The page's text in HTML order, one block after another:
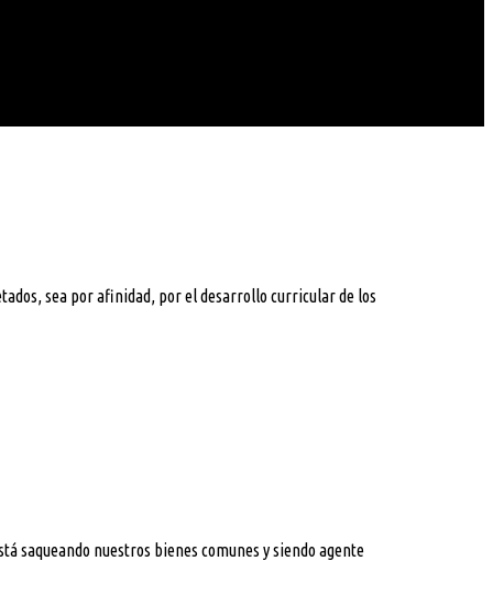
sea por afinidad, por el desarrollo curricular de los
saqueando nuestros bienes comunes y siendo agente